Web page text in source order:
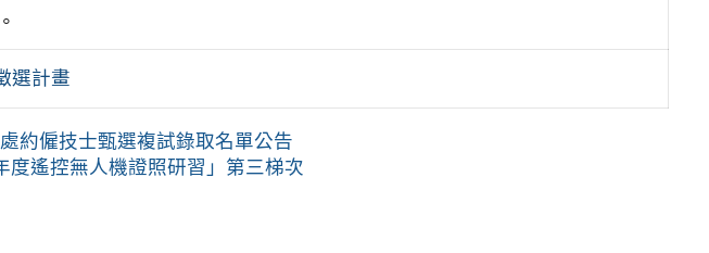
選計畫
約僱技士甄選複試錄取名單公告
度遙控無人機證照研習」第三梯次